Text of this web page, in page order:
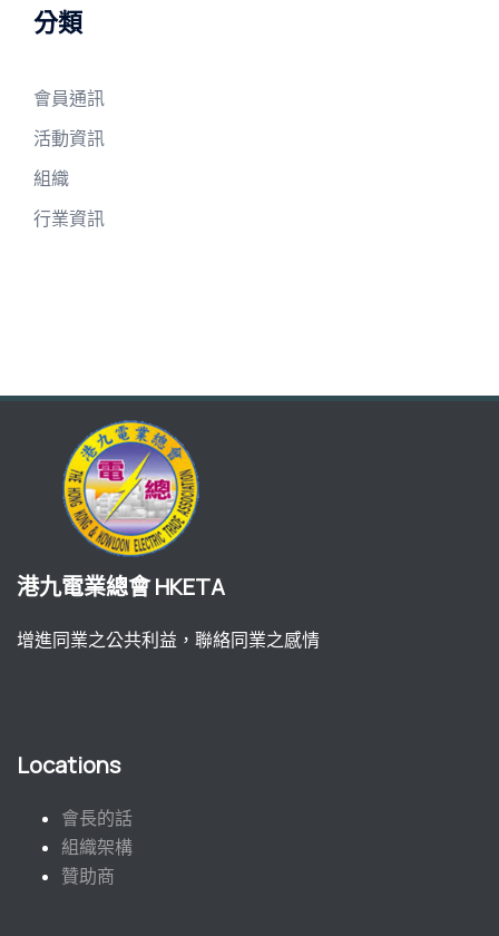
分類
會員通訊
活動資訊
組織
行業資訊
港九電業總會 HKETA
增進同業之公共利益，聯絡同業之感情
Locations
會長的話
組織架構
贊助商